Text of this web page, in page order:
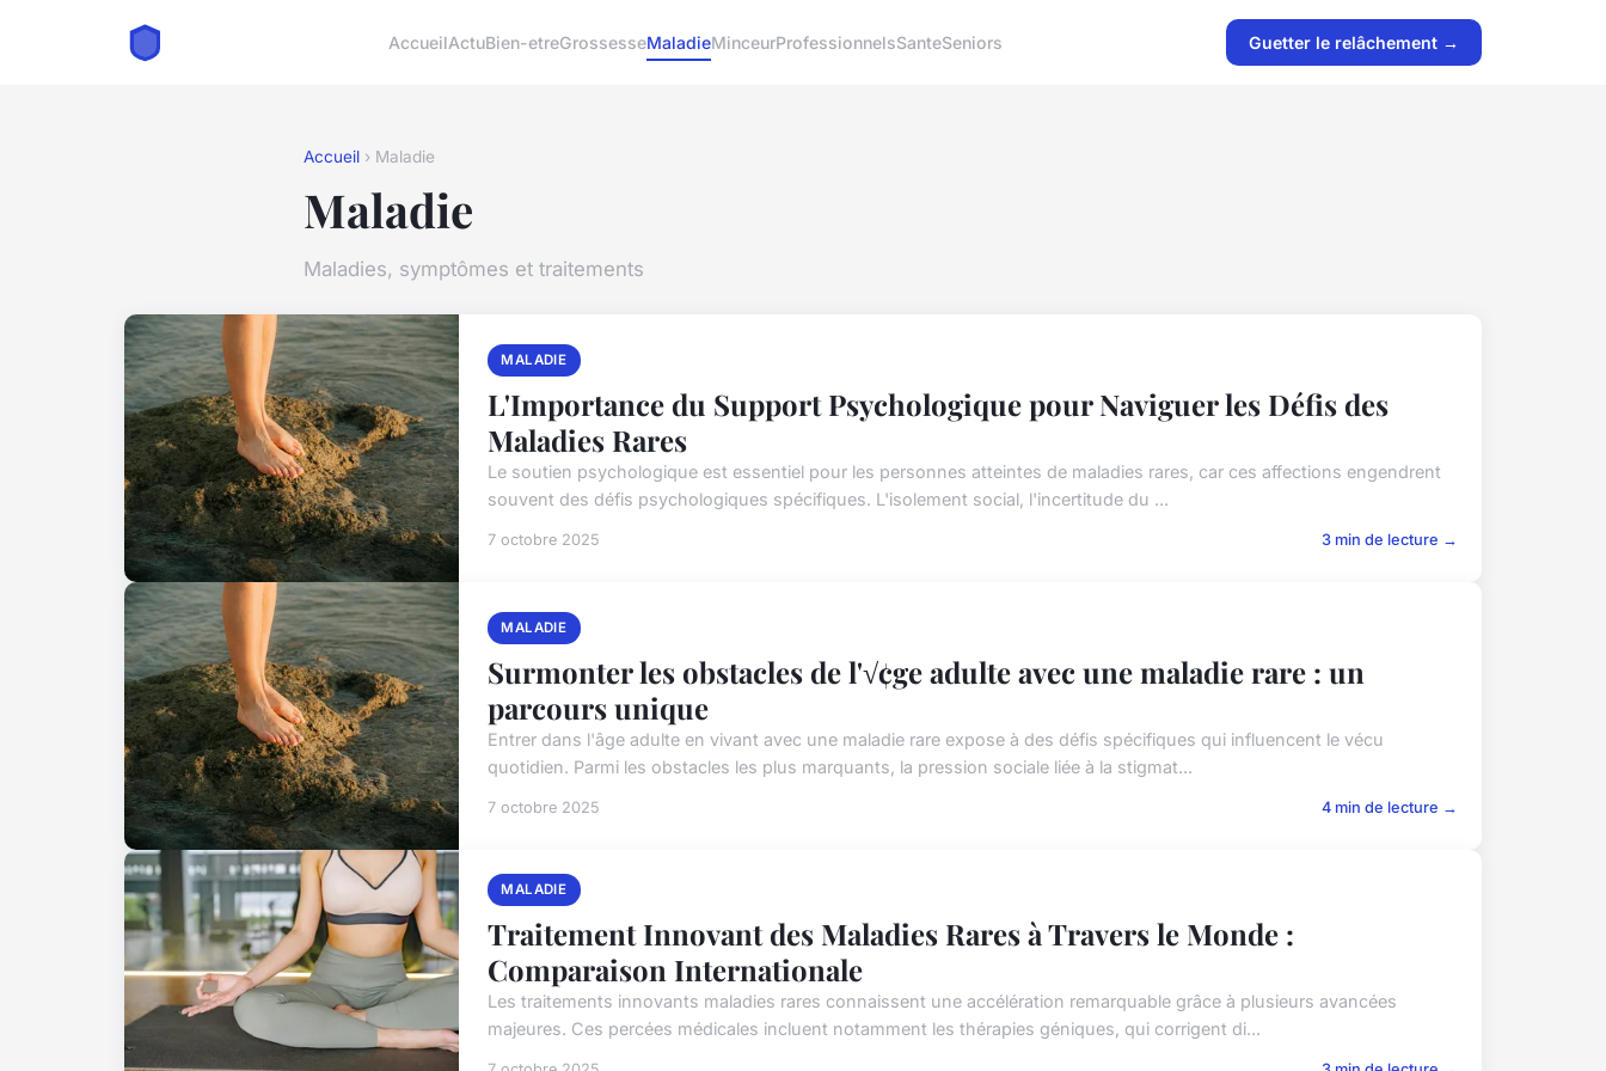
AccueilActuBien-etreGrossesseMaladieMinceurProfessionnelsSanteSeniors Guetter le relâchement →
Accueil › Maladie
Maladie
Maladies, symptômes et traitements
MALADIE
L'Importance du Support Psychologique pour Naviguer les Défis des
Maladies Rares
Le soutien psychologique est essentiel pour les personnes atteintes de maladies rares, car ces affections engendrent
souvent des défis psychologiques spécifiques. L'isolement social, l'incertitude du ...
7 octobre 2025 3 min de lecture →
MALADIE
Surmonter les obstacles de l'√¢ge adulte avec une maladie rare : un
parcours unique
Entrer dans l'âge adulte en vivant avec une maladie rare expose à des défis spécifiques qui influencent le vécu
quotidien. Parmi les obstacles les plus marquants, la pression sociale liée à la stigmat...
7 octobre 2025 4 min de lecture →
MALADIE
Traitement Innovant des Maladies Rares à Travers le Monde :
Comparaison Internationale
Les traitements innovants maladies rares connaissent une accélération remarquable grâce à plusieurs avancées
majeures. Ces percées médicales incluent notamment les thérapies géniques, qui corrigent di...